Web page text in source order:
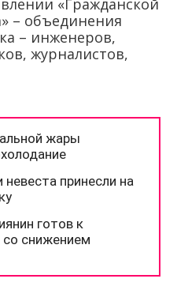
«Гражданской
– объединения
– инженеров,
журналистов,